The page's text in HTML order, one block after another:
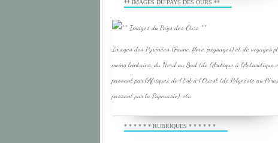
** IMAGES DU PAYS DES OURS **
Images des Pyrénées (Faune, flore, paysages) et de voyages
moins lointains, du Nord au Sud (de l'Arctique à l'Antarctique
passant par l'Afrique), de l'Est à l'Ouest (de Polynésie au
passant par la Papouasie), etc.
* * * * * * RUBRIQUES * * * * * *